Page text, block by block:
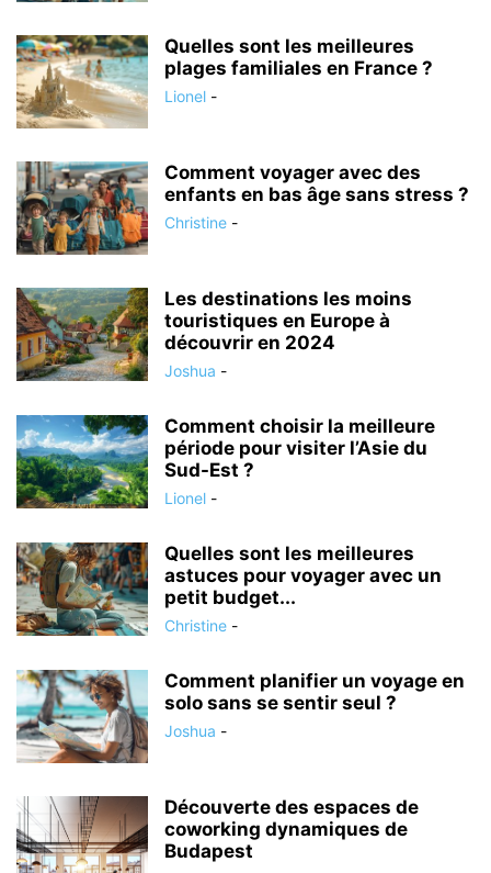
Quelles sont les meilleures
plages familiales en France ?
Lionel -
Comment voyager avec des
enfants en bas âge sans stress ?
Christine -
Les destinations les moins
touristiques en Europe à
découvrir en 2024
Joshua -
Comment choisir la meilleure
période pour visiter l’Asie du
Sud-Est ?
Lionel -
Quelles sont les meilleures
astuces pour voyager avec un
petit budget...
Christine -
Comment planifier un voyage en
solo sans se sentir seul ?
Joshua -
Découverte des espaces de
coworking dynamiques de
Budapest